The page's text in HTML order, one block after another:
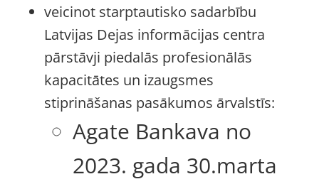
veicinot starptautisko sadarbību
Latvijas Dejas informācijas centra
pārstāvji piedalās profesionālās
kapacitātes un izaugsmes
stiprināšanas pasākumos ārvalstīs:
Agate Bankava no
2023. gada 30.marta